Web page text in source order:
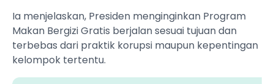
Ia menjelaskan, Presiden menginginkan Program
Makan Bergizi Gratis berjalan sesuai tujuan dan
terbebas dari praktik korupsi maupun kepentingan
kelompok tertentu.